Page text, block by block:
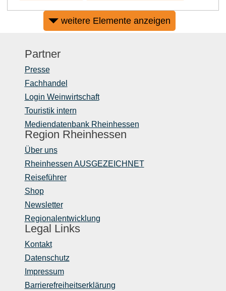
weitere Elemente anzeigen
Partner
Presse
Fachhandel
Login Weinwirtschaft
Touristik intern
Mediendatenbank Rheinhessen
Region Rheinhessen
Über uns
Rheinhessen AUSGEZEICHNET
Reiseführer
Shop
Newsletter
Regionalentwicklung
Legal Links
Kontakt
Datenschutz
Impressum
Barrierefreiheitserklärung